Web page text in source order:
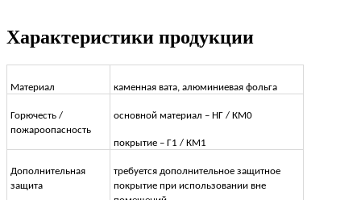
Характеристики продукции
Материал каменная вата, алюминиевая фольга
Горючесть /
пожароопасность
основной материал – НГ / КМ0
покрытие – Г1 / КМ1
Дополнительная
защита
требуется дополнительное защитное
покрытие при использовании вне